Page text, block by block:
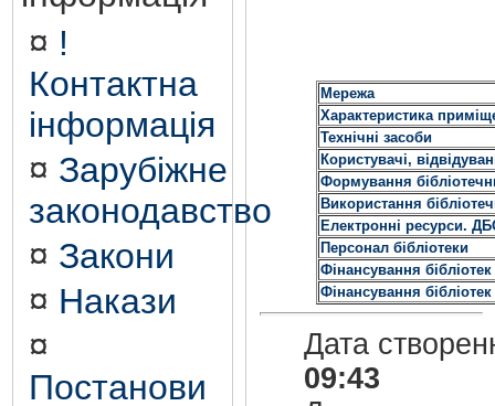
¤ !
Контактна
інформація
¤ Зарубіжне
законодавство
¤ Закони
¤ Накази
¤
Постанови
Мережа
Характеристика
Технічні засоби
Користувачі,
Формування
Використання
Електронні ресурси.
Персонал бібліотеки
Фінансування
Фінансування
Дата
09:43